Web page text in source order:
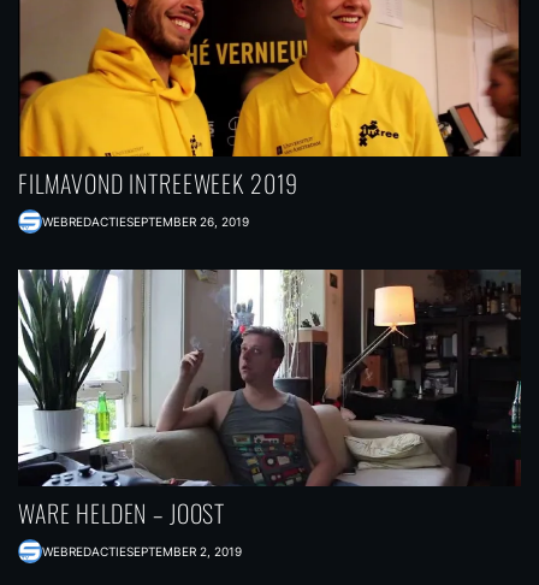
FILMAVOND INTREEWEEK 2019
WEBREDACTIESEPTEMBER 26, 2019
WARE HELDEN – JOOST
WEBREDACTIESEPTEMBER 2, 2019